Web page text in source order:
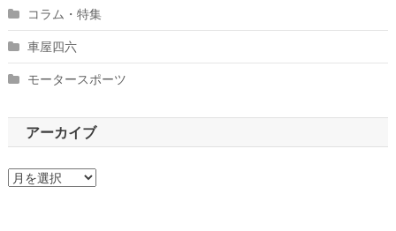
コラム・特集
車屋四六
モータースポーツ
アーカイブ
ア